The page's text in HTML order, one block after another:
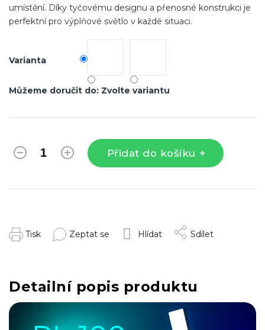
Varianta
Můžeme doručit do: Zvolte variantu
Přidat do košíku
umístění. Díky tyčovému designu a přenosné konstrukci je
perfektní pro výplňové světlo v každé situaci.
Tisk Zeptat se Hlídat Sdílet
Detailní popis produktu